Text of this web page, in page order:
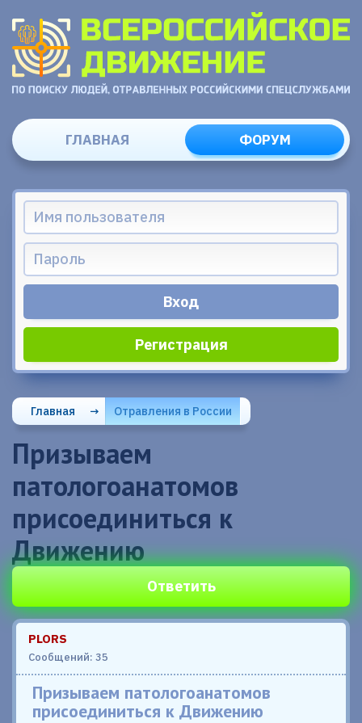
ГЛАВНАЯ ФОРУМ
Регистрация
Главная → Отравления в России
Призываем
патологоанатомов
присоединиться к
Движению
Ответить
PLORS
Сообщений: 35
Призываем патологоанатомов
присоединиться к Движению